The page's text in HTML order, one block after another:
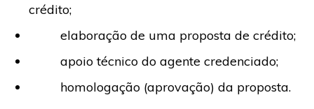
crédito;
elaboração de uma proposta de crédito;
apoio técnico do agente credenciado;
homologação (aprovação) da proposta.